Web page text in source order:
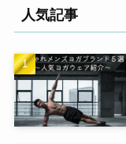
人気記事